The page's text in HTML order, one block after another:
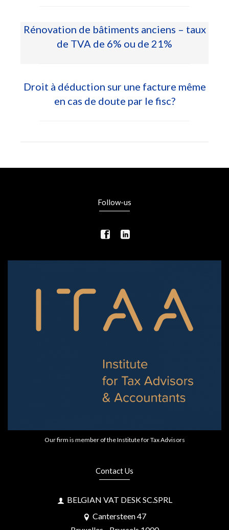
Rénovation de bâtiments anciens – taux
de TVA de 6% ou de 21%
Droit à déduction sur une facture même
en cas de doute par le fisc?
Follow-us
Our firm is member of the Institute for Tax Advisors
Contact Us
BELGIAN VAT DESK SC.SPRL
Cantersteen 47